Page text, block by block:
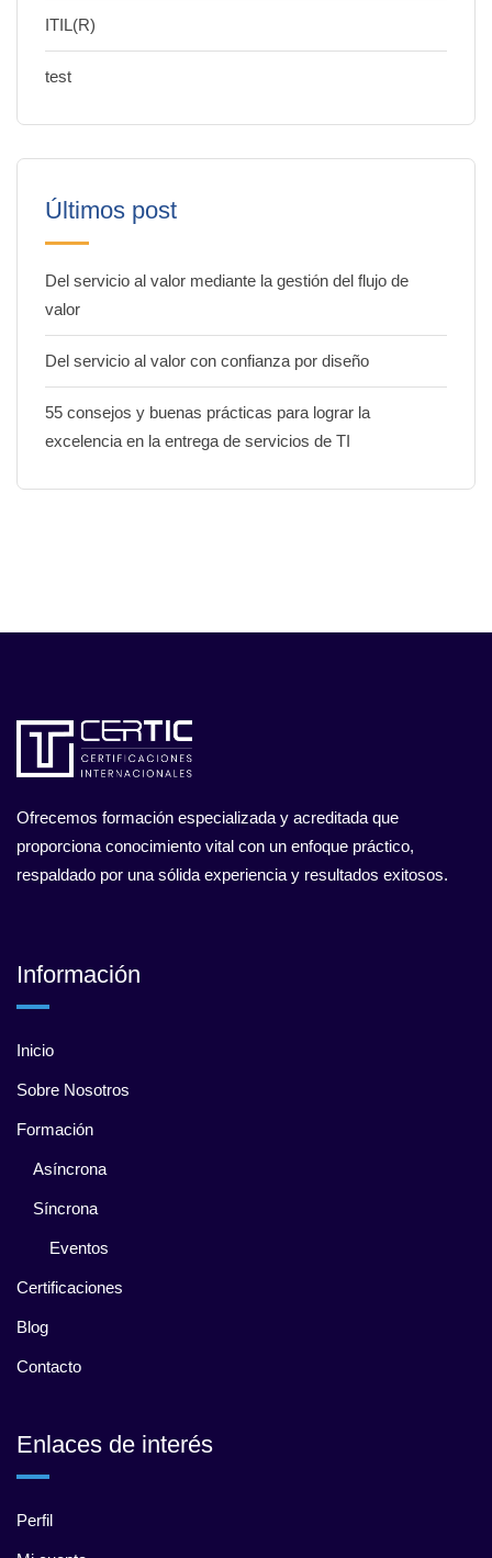
ITIL(R)
test
Últimos post
Del servicio al valor mediante la gestión del flujo de
valor
Del servicio al valor con confianza por diseño
55 consejos y buenas prácticas para lograr la
excelencia en la entrega de servicios de TI
Ofrecemos formación especializada y acreditada que
proporciona conocimiento vital con un enfoque práctico,
respaldado por una sólida experiencia y resultados exitosos.
Información
Inicio
Sobre Nosotros
Formación
Asíncrona
Síncrona
Eventos
Certificaciones
Blog
Contacto
Enlaces de interés
Perfil